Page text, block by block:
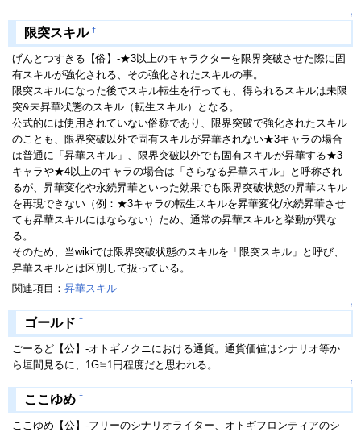
↑
限突スキル †
げんとつすきる【俗】-★3以上のキャラクターを限界突破させた際に固
有スキルが強化される、その強化されたスキルの事。
限突スキルになった後でスキル転生を行っても、得られるスキルは未限
突&未昇華状態のスキル（転生スキル）となる。
公式的には使用されていない俗称であり、限界突破で強化されたスキル
のことも、限界突破以外で固有スキルが昇華されない★3キャラの場合
は普通に「昇華スキル」、限界突破以外でも固有スキルが昇華する★3
キャラや★4以上のキャラの場合は「さらなる昇華スキル」と呼称され
るが、昇華変化や永続昇華といった効果でも限界突破状態の昇華スキル
を再現できない（例：★3キャラの転生スキルを昇華変化/永続昇華させ
ても昇華スキルにはならない）ため、通常の昇華スキルと挙動が異な
る。
そのため、当wikiでは限界突破状態のスキルを「限突スキル」と呼び、
昇華スキルとは区別して扱っている。
関連項目： 昇華スキル
↑
ゴールド †
ごーるど【公】-オトギノクニにおける通貨。通貨価値はシナリオ等か
ら垣間見るに、1G≒1円程度だと思われる。
↑
ここゆめ †
ここゆめ【公】-フリーのシナリオライター、オトギフロンティアのシ